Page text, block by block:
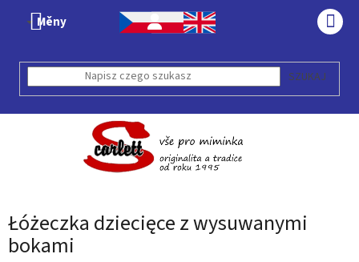
Měny
SZUKAJ
Łóżeczka dziecięce z wysuwanymi
bokami